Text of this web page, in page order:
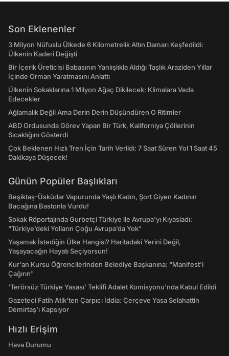
Son Eklenenler
3 Milyon Nüfuslu Ülkede 6 Kilometrelik Altın Damarı Keşfedildi:
Ülkenin Kaderi Değişti
Bir İçerik Üreticisi Babasının Yanlışlıkla Aldığı Taşlık Araziden Yıllar
İçinde Orman Yaratmasını Anlattı
Ülkenin Sokaklarına 1 Milyon Ağaç Dikilecek: Klimalara Veda
Edecekler
Ağlamalık Değil Ama Derin Derin Düşündüren O Ritimler
ABD Ordusunda Görev Yapan Bir Türk, Kaliforniya Çöllerinin
Sıcaklığını Gösterdi
Çok Beklenen Hızlı Tren İçin Tarih Verildi: 7 Saat Süren Yol 1 Saat 45
Dakikaya Düşecek!
Günün Popüler Başlıkları
Beşiktaş-Üsküdar Vapurunda Yaşlı Kadın, Şort Giyen Kadının
Bacağına Bastonla Vurdu!
Sokak Röportajında Gurbetçi Türkiye ile Avrupa'yı Kıyasladı:
"Türkiye’deki Yolların Çoğu Avrupa’da Yok"
Yaşamak İstediğin Ülke Hangisi? Haritadaki Yerini Değil,
Yaşayacağın Hayatı Seçiyorsun!
Kur'an Kursu Öğrencilerinden Belediye Başkanına: "Manifest’i
Çağırın"
‘Terörsüz Türkiye Yasası’ Teklifi Adalet Komisyonu'nda Kabul Edildi
Gazeteci Fatih Atik'ten Çarpıcı İddia: Çerçeve Yasa Selahattin
Demirtaş'ı Kapsıyor
Hızlı Erişim
Hava Durumu